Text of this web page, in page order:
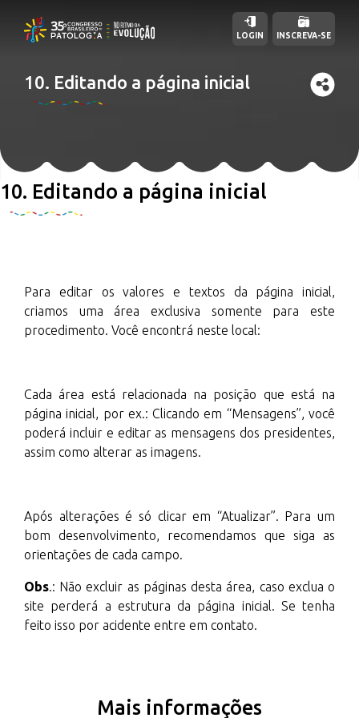
10. Editando a página inicial
LOGIN INSCREVA-SE
10. Editando a página inicial
Para editar os valores e textos da página inicial,
criamos uma área exclusiva somente para este
procedimento. Você encontrá neste local:
Cada área está relacionada na posição que está na
página inicial, por ex.: Clicando em “Mensagens”, você
poderá incluir e editar as mensagens dos presidentes,
assim como alterar as imagens.
Após alterações é só clicar em “Atualizar”. Para um
bom desenvolvimento, recomendamos que siga as
orientações de cada campo.
Obs.: Não excluir as páginas desta área, caso exclua o
site perderá a estrutura da página inicial. Se tenha
feito isso por acidente entre em contato.
Mais informações